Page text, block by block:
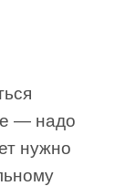
— надо
нужно